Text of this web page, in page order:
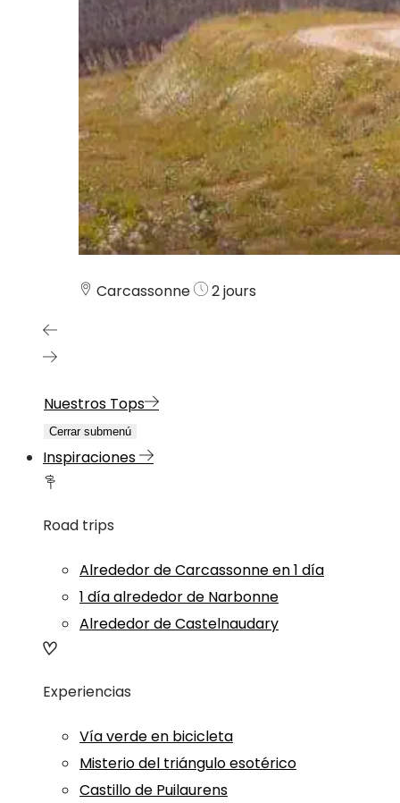
Carcassonne 2 jours
Nuestros Tops
Cerrar submenú
Inspiraciones
Road trips
Alrededor de Carcassonne en 1 día
1 día alrededor de Narbonne
Alrededor de Castelnaudary
Experiencias
Vía verde en bicicleta
Misterio del triángulo esotérico
Castillo de Puilaurens